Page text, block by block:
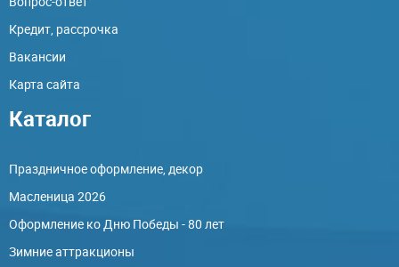
Кредит, рассрочка
Вакансии
Карта сайта
Каталог
Праздничное оформление, декор
Масленица 2026
Оформление ко Дню Победы - 80 лет
Зимние аттракционы